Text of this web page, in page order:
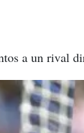
a un rival